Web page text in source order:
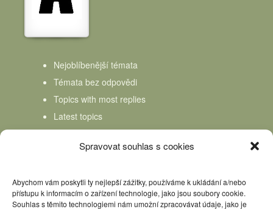
Spravovat souhlas s cookies
Abychom vám poskytli ty nejlepší zážitky, používáme k ukládání a/nebo
přístupu k informacím o zařízení technologie, jako jsou soubory cookie.
Souhlas s těmito technologiemi nám umožní zpracovávat údaje, jako je
Nejoblíbenější témata
Témata bez odpovědi
Topics with most replies
Latest topics
Topics Freshness